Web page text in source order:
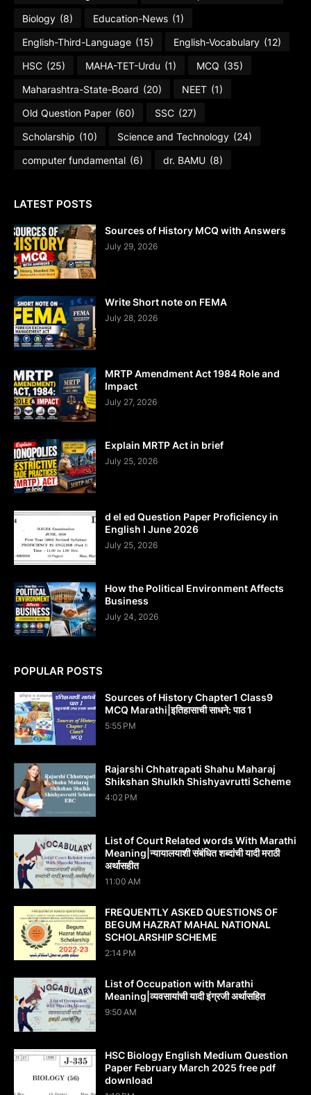
Biology (8) Education-News (1)
English-Third-Language (15) English-Vocabulary (12)
HSC (25) MAHA-TET-Urdu (1) MCQ (35)
Maharashtra-State-Board (20) NEET (1)
Old Question Paper (60) SSC (27)
Scholarship (10) Science and Technology (24)
computer fundamental (6) dr. BAMU (8)
LATEST POSTS
Sources of History MCQ with Answers
July 29, 2026
Write Short note on FEMA
July 28, 2026
MRTP Amendment Act 1984 Role and
Impact
July 27, 2026
Explain MRTP Act in brief
July 25, 2026
d el ed Question Paper Proficiency in
English I June 2026
July 25, 2026
How the Political Environment Affects
Business
July 24, 2026
POPULAR POSTS
Sources of History Chapter1 Class9
MCQ Marathi|इतिहासाची साधने: पाठ 1
5:55 PM
Rajarshi Chhatrapati Shahu Maharaj
Shikshan Shulkh Shishyavrutti Scheme
4:02 PM
List of Court Related words With Marathi
Meaning|न्यायालयाशी संबंधित शब्दांची यादी मराठी
अर्थासहीत
11:00 AM
FREQUENTLY ASKED QUESTIONS OF
BEGUM HAZRAT MAHAL NATIONAL
SCHOLARSHIP SCHEME
2:14 PM
List of Occupation with Marathi
Meaning|व्यवसायांची यादी इंग्रजी अर्थासह‍ित
9:50 AM
HSC Biology English Medium Question
Paper February March 2025 free pdf
download